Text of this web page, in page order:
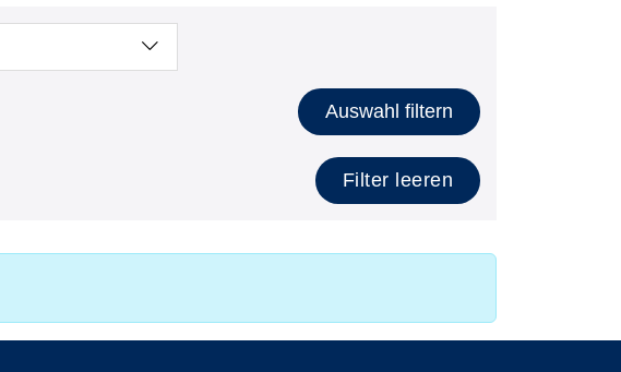
Auswahl filtern
Filter leeren